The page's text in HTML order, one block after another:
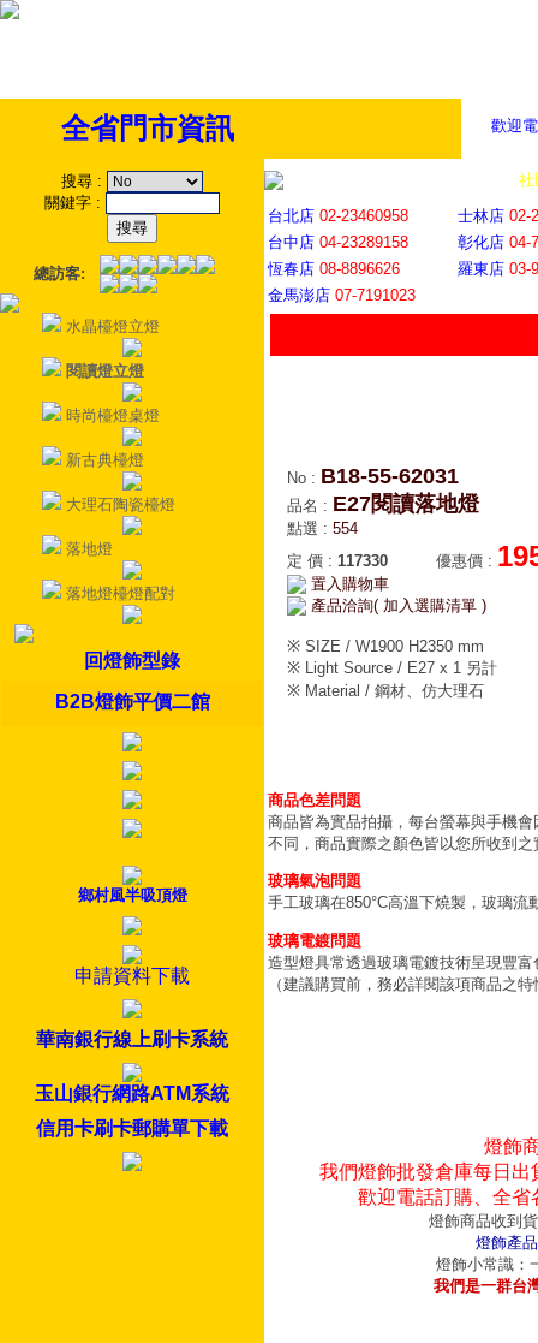
歡迎
全省門市資訊
搜尋 :
關鍵字 :
總訪客:
水晶檯燈立燈
閱讀燈立燈
時尚檯燈桌燈
新古典檯燈
大理石陶瓷檯燈
落地燈
落地燈檯燈配對
回燈飾型錄
B2B燈飾平價二館
鄉村風半吸頂燈
申請資料下載
華南銀行線上刷卡系統
玉山銀行網路ATM系統
信用卡刷卡郵購單下載
社
台北店 02-23460958 士林店 02-
台中店 04-23289158 彰化店 04-
恆春店 08-8896626 羅東店 03-
金馬澎店 07-7191023
No : B18-55-62031
品名 : E27閱讀落地燈
點選 : 554
定 價 : 117330 優惠價 :
置入購物車
產品洽詢( 加入選購清單 )
※ SIZE / W1900 H2350 mm
※ Light Source / E27 x 1 另計
※ Material / 鋼材、仿大理石
商品色差問題
商品皆為實品拍攝，每台螢幕與手機
不同，商品實際之顏色皆以您所收到之
玻璃氣泡問題
手工玻璃在850°C高溫下燒製，玻璃
玻璃電鍍問題
造型燈具常透過玻璃電鍍技術呈現豐
（建議購買前，務必詳閱該項商品之
燈飾
我們燈飾批發倉庫每日
歡迎電話訂購、全
燈飾商品收到
燈飾產
燈飾小常識：
我們是一群台